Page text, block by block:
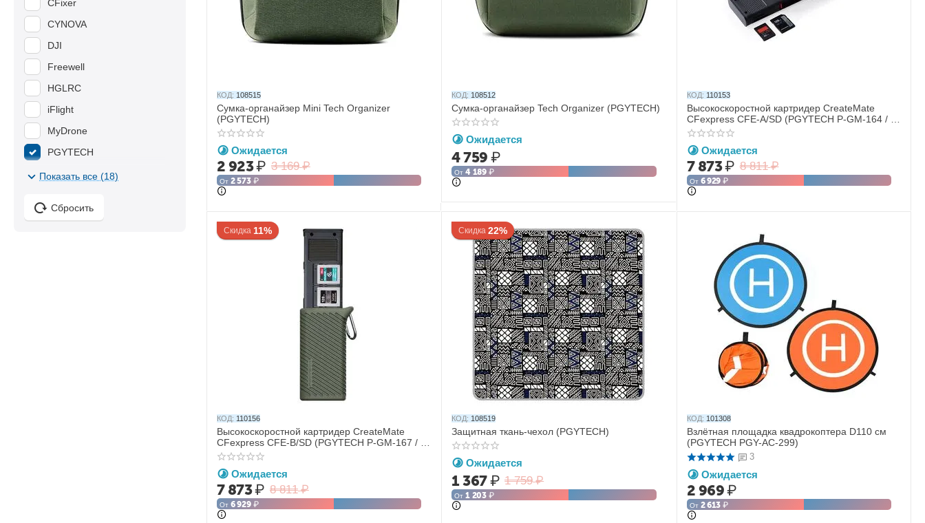
КОД: 108515
Сумка-органайзер Mini Tech Organizer
(PGYTECH)
Ожидается
3 169 ₽
2 923₽
От 2 573 ₽
КОД: 108512
Сумка-органайзер Tech Organizer (PGYTECH)
Ожидается
4 759 ₽
От4 189 ₽
КОД: 110153
Высокоскоростной картридер CreateMate
CFexpress CFE-A/SD (PGYTECH P-GM-164 / P-
GM-168)
Ожидается
8 811 ₽
7 873₽
От 6 929 ₽
Скидка 11%
КОД: 110156
Высокоскоростной картридер CreateMate
CFexpress CFE-B/SD (PGYTECH P-GM-167 / P-
GM-169)
Ожидается
8 811 ₽
7 873₽
От 6 929 ₽
Скидка 22%
КОД: 108519
Защитная ткань-чехол (PGYTECH)
Ожидается
1 759 ₽
1 367₽
От1 203 ₽
КОД: 101308
Взлётная площадка квадрокоптера D110 см
(PGYTECH PGY-AC-299)
3
Ожидается
2 969₽
От 2 613 ₽
CFixer
CYNOVA
DJI
Freewell
HGLRC
iFlight
MyDrone
PGYTECH
Radiomaster
SunnyLife
Показать все (18)
Сбросить